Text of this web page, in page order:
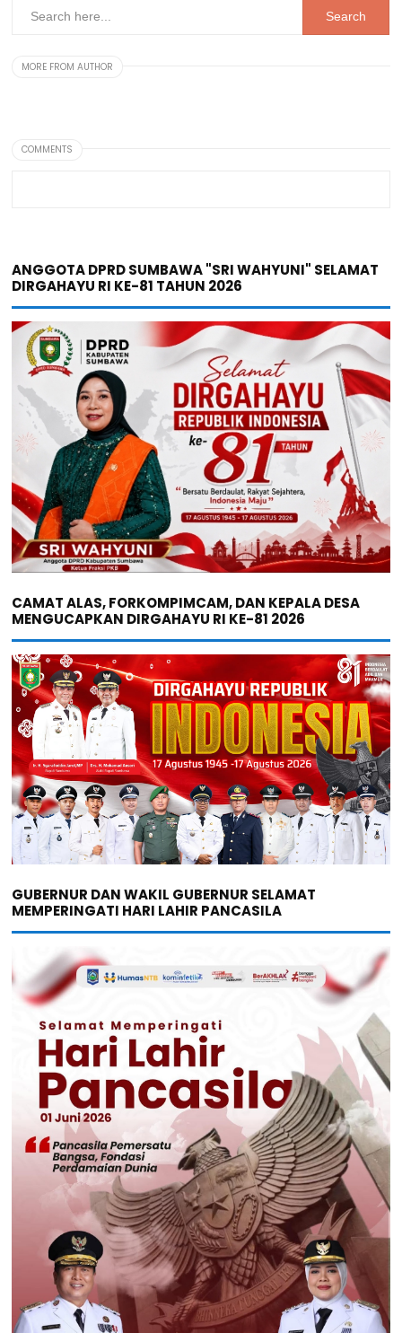
MORE FROM AUTHOR
COMMENTS
ANGGOTA DPRD SUMBAWA "SRI WAHYUNI" SELAMAT
DIRGAHAYU RI KE-81 TAHUN 2026
CAMAT ALAS, FORKOMPIMCAM, DAN KEPALA DESA
MENGUCAPKAN DIRGAHAYU RI KE-81 2026
GUBERNUR DAN WAKIL GUBERNUR SELAMAT
MEMPERINGATI HARI LAHIR PANCASILA